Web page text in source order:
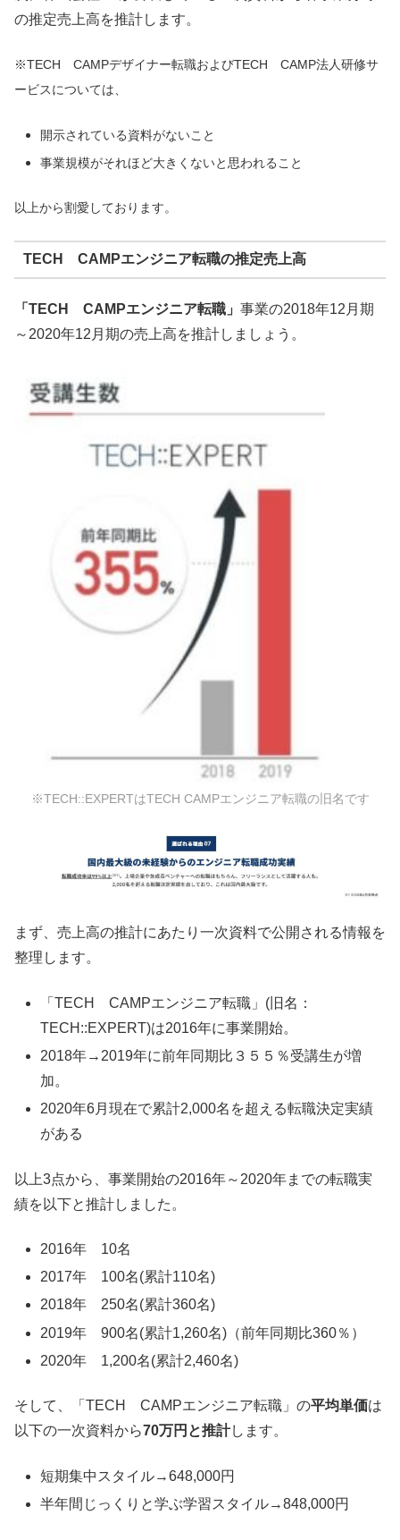
の推定売上高を推計します。
※TECH CAMPデザイナー転職およびTECH CAMP法人研修サ
ービスについては、
開示されている資料がないこと
事業規模がそれほど大きくないと思われること
以上から割愛しております。
TECH CAMPエンジニア転職の推定売上高
「TECH CAMPエンジニア転職」 事業の2018年12月期
～2020年12月期の売上高を推計しましょう。
※TECH::EXPERTはTECH CAMPエンジニア転職の旧名です
まず、売上高の推計にあたり一次資料で公開される情報を
整理します。
「TECH CAMPエンジニア転職」(旧名：
TECH::EXPERT)は2016年に事業開始。
2018年→2019年に前年同期比３５５％受講生が増
加。
2020年6月現在で累計2,000名を超える転職決定実績
がある
以上3点から、事業開始の2016年～2020年までの転職実
績を以下と推計しました。
2016年 10名
2017年 100名(累計110名)
2018年 250名(累計360名)
2019年 900名(累計1,260名)（前年同期比360％）
2020年 1,200名(累計2,460名)
そして、「TECH CAMPエンジニア転職」の平均単価は
以下の一次資料から70万円と推計します。
短期集中スタイル→648,000円
半年間じっくりと学ぶ学習スタイル→848,000円